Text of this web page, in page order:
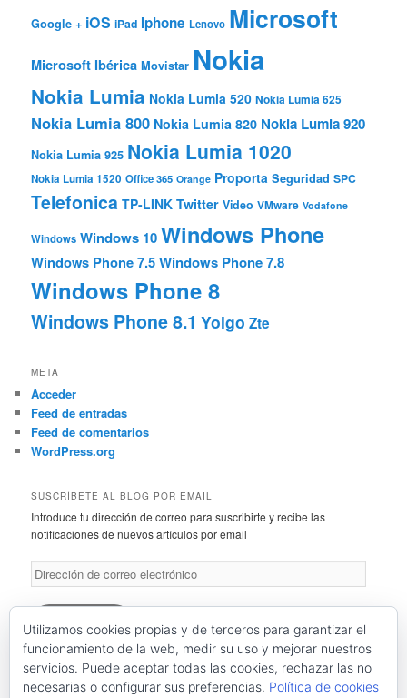
Google + iOS iPad Iphone Lenovo Microsoft
Microsoft Ibérica Movistar Nokia
Nokia Lumia Nokia Lumia 520 Nokia Lumia 625
Nokia Lumia 800 Nokia Lumia 820 Nokia Lumia 920
Nokia Lumia 925 Nokia Lumia 1020
Nokia Lumia 1520 Office 365 Orange Proporta Seguridad SPC
Telefonica TP-LINK Twitter Video VMware Vodafone
Windows Windows 10Windows Phone
Windows Phone 7.5Windows Phone 7.8
Windows Phone 8
Windows Phone 8.1 Yoigo Zte
META
Acceder
Feed de entradas
Feed de comentarios
WordPress.org
SUSCRÍBETE AL BLOG POR EMAIL
Introduce tu dirección de correo para suscribirte y recibe las
notificaciones de nuevos artículos por email
Dirección
de
correo
Suscríbete
Únete a otros 46 suscriptores
Utilizamos cookies propias y de terceros para garantizar el
funcionamiento de la web, medir su uso y mejorar nuestros
servicios. Puede aceptar todas las cookies, rechazar las no
necesarias o configurar sus preferencias. Política de cookies